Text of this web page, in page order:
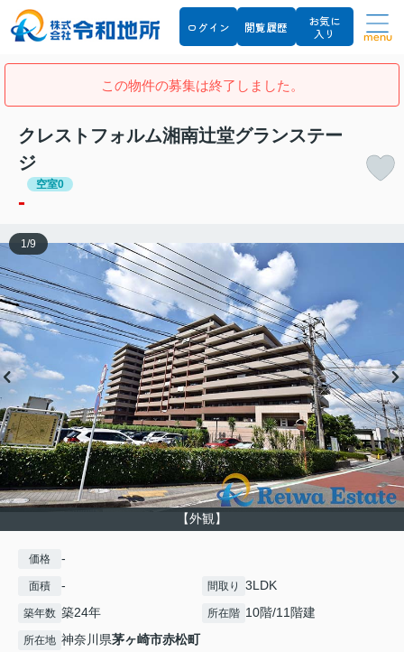
ログイン 閲覧履歴
お気に
入り
menu
この物件の募集は終了しました。
クレストフォルム湘南辻堂グランステー
ジ
空室0
-
【外観】
1 /9
価格 -
面積 - 間取り 3LDK
築年数 築24年 所在階 10階/11階建
所在地 神奈川県茅ヶ崎市赤松町